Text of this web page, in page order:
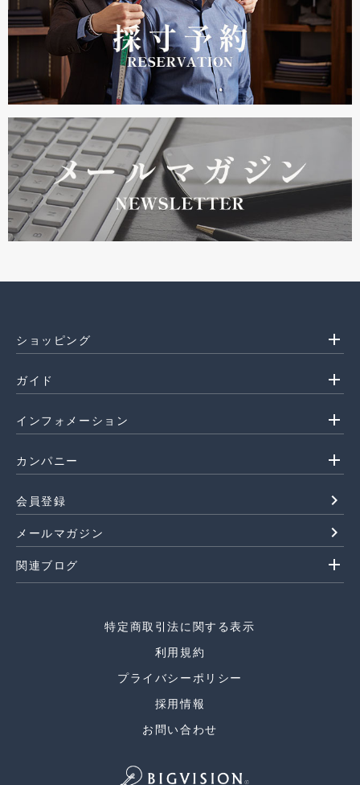
ショッピング add
ガイド add
インフォメーション add
カンパニー add
会員登録 navigate_next
メールマガジン navigate_next
関連ブログ add
特定商取引法に関する表示
利用規約
プライバシーポリシー
採用情報
お問い合わせ